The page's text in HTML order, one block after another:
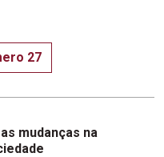
27
mudanças na